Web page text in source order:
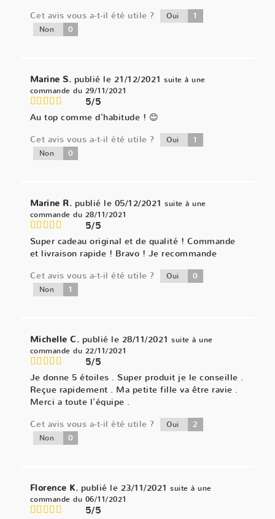
Cet avis vous a-t-il été utile ?
Oui 1
Non 0
Marine S. publié le 21/12/2021 suite à une
commande du 29/11/2021
5/5
Au top comme d'habitude ! 😊
Cet avis vous a-t-il été utile ?
Oui 1
Non 0
Marine R. publié le 05/12/2021 suite à une
commande du 28/11/2021
5/5
Super cadeau original et de qualité ! Commande
et livraison rapide ! Bravo ! Je recommande
Cet avis vous a-t-il été utile ?
Oui 0
Non 1
Michelle C. publié le 28/11/2021 suite à une
commande du 22/11/2021
5/5
Je donne 5 étoiles . Super produit je le conseille .
Reçue rapidement . Ma petite fille va être ravie .
Merci a toute l'équipe .
Cet avis vous a-t-il été utile ?
Oui 2
Non 0
Florence K. publié le 23/11/2021 suite à une
commande du 06/11/2021
5/5